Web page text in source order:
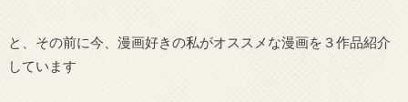
と、その前に今、漫画好きの私がオススメな漫画を３作品紹介
しています